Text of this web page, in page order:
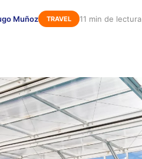
Muñoz TRAVEL 11 min de lectura